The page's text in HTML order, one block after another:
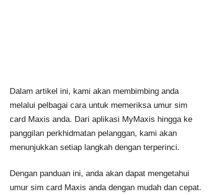
Dalam artikel ini, kami akan membimbing anda
melalui pelbagai cara untuk memeriksa umur sim
card Maxis anda. Dari aplikasi MyMaxis hingga ke
panggilan perkhidmatan pelanggan, kami akan
menunjukkan setiap langkah dengan terperinci.
Dengan panduan ini, anda akan dapat mengetahui
umur sim card Maxis anda dengan mudah dan cepat.